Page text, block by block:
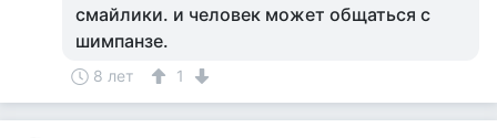
смайлики. и человек может общаться с
шимпанзе.
8 лет 1